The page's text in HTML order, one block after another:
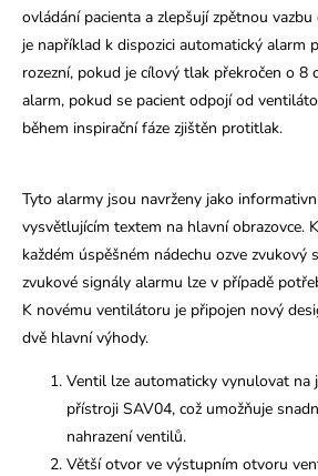
ovládání pacienta a zlepšují zpětnou
je například k dispozici automatický alarm
rozezní, pokud je cílový tlak překročen o 8
alarm, pokud se pacient odpojí od
během inspirační fáze zjištěn protitlak.
Tyto alarmy jsou navrženy jako
vysvětlujícím textem na hlavní obrazovce.
každém úspěšném nádechu ozve zvukový
zvukové signály alarmu lze v případě
K novému ventilátoru je připojen nový
dvě hlavní výhody.
Ventil lze automaticky vynulovat na
přístroji SAV04, což umožňuje
nahrazení ventilů.
Větší otvor ve výstupním otvoru